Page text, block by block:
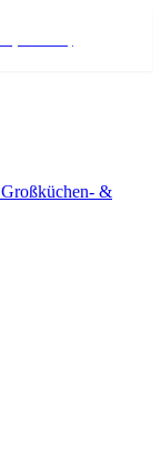
Großküchen- &